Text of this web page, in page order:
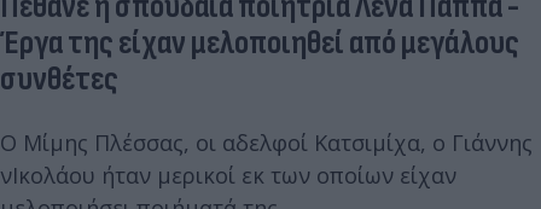
Έργα της είχαν μελοποιηθεί από μεγάλους
συνθέτες
Ο Μίμης Πλέσσας, οι αδελφοί Κατσιμίχα, ο Γιάννης
νΙκολάου ήταν μερικοί εκ των οποίων είχαν